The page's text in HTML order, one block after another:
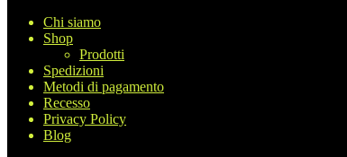
Chi siamo
Shop
Prodotti
Spedizioni
Metodi di pagamento
Recesso
Privacy Policy
Blog